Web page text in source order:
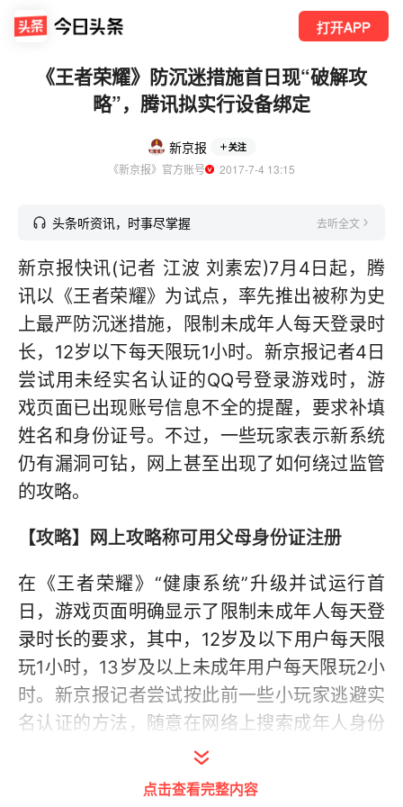
打开APP
《王者荣耀》防沉迷措施首日现“破解攻
略”，腾讯拟实行设备绑定
新京报 关注
《新京报》官方账号
  2017-7-4 13:15
头条听资讯，时事尽掌握 去听全文
新京报快讯(记者 江波 刘素宏)7月4日起，腾
讯以《王者荣耀》为试点，率先推出被称为史
上最严防沉迷措施，限制未成年人每天登录时
长，12岁以下每天限玩1小时。新京报记者4日
尝试用未经实名认证的QQ号登录游戏时，游
戏页面已出现账号信息不全的提醒，要求补填
姓名和身份证号。不过，一些玩家表示新系统
仍有漏洞可钻，网上甚至出现了如何绕过监管
的攻略。
【攻略】网上攻略称可用父母身份证注册
在《王者荣耀》“健康系统”升级并试运行首
日，游戏页面明确显示了限制未成年人每天登
录时长的要求，其中，12岁及以下用户每天限
玩1小时，13岁及以上未成年用户每天限玩2小
时。新京报记者尝试按此前一些小玩家逃避实
名认证的方法，随意在网络上搜索成年人身份
证号填入后，游戏方表示将会和有关部门进行
验证，能否通过尚待观察。
点击查看完整内容